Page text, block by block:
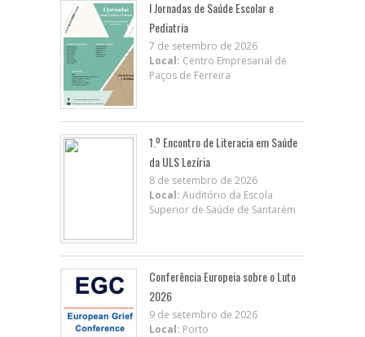
I Jornadas de Saúde Escolar e
Pediatria
7 de setembro de 2026
Local: Centro Empresarial de
Paços de Ferreira
1.º Encontro de Literacia em Saúde
da ULS Lezíria
8 de setembro de 2026
Local: Auditório da Escola
Superior de Saúde de Santarém
Conferência Europeia sobre o Luto
2026
9 de setembro de 2026
Local: Porto